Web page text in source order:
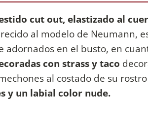
cut out, elastizado al
al modelo de Neumann,
adornados en el busto, en
con strass y taco
al costado de su
y un labial color nude.